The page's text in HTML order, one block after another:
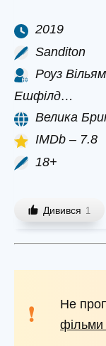
2019
Sanditon
Роуз
Ешфілд…
Велика
IMDb – 7.8
18+
Дивився 1
Не
фільми